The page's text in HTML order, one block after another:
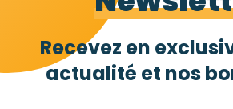
Vos
accessibles
Saint-
Recevez en
actualité et nos